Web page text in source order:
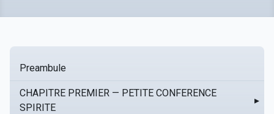
Preambule
CHAPITRE PREMIER — PETITE CONFERENCE
SPIRITE
▸